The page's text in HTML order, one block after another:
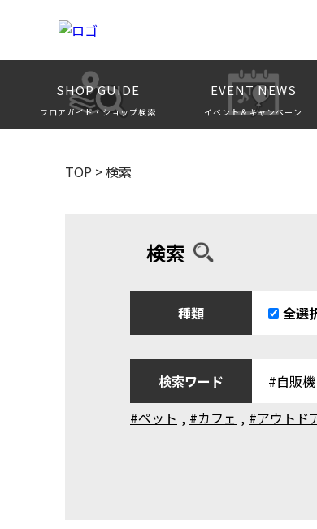
SHOP GUIDE
フロアガイド・ショップ検索
EVENT NEWS
イベント＆キャンペーン
TOP >検索
検索
種類 全選
検索ワード
#ペット , #カフェ , #アウトド